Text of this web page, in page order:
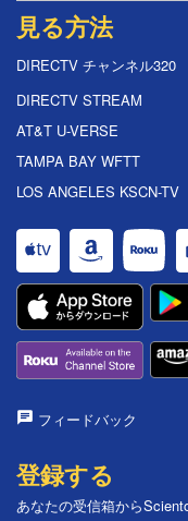
見る方法
DIRECTV チャンネル320
DIRECTV STREAM
AT&T U-VERSE
TAMPA BAY WFTT
LOS ANGELES KSCN-TV
フィードバック
登録する
あなたの受信箱から